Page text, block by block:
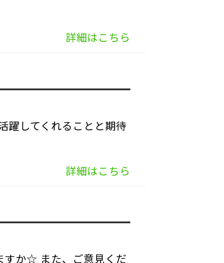
詳細はこちら
躍してくれることと期待
詳細はこちら
すか☆ また、ご意見くだ